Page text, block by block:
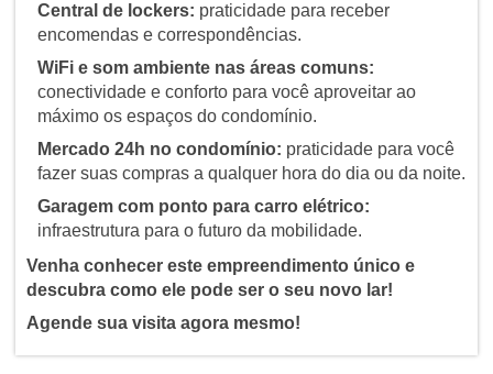
Central de lockers: praticidade para receber
encomendas e correspondências.
WiFi e som ambiente nas áreas comuns:
conectividade e conforto para você aproveitar ao
máximo os espaços do condomínio.
Mercado 24h no condomínio: praticidade para você
fazer suas compras a qualquer hora do dia ou da noite.
Garagem com ponto para carro elétrico:
infraestrutura para o futuro da mobilidade.
Venha conhecer este empreendimento único e
descubra como ele pode ser o seu novo lar!
Agende sua visita agora mesmo!